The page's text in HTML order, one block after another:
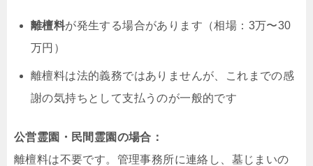
離檀料が発生する場合があります（相場：3万〜30
万円）
離檀料は法的義務ではありませんが、これまでの感
謝の気持ちとして支払うのが一般的です
公営霊園・民間霊園の場合：
離檀料は不要です。管理事務所に連絡し、墓じまいの